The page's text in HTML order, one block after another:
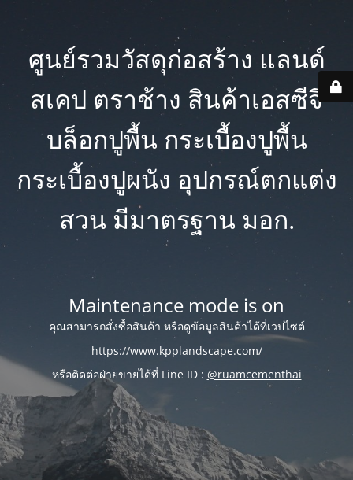
ศูนย์รวมวัสดุก่อสร้าง แลนด์
สเคป ตราช้าง สินค้าเอสซีจี
บล็อกปูพื้น กระเบื้องปูพื้น
กระเบื้องปูผนัง อุปกรณ์ตกแต่ง
สวน มีมาตรฐาน มอก.
Maintenance mode is on
คุณสามารถสั่งซื้อสินค้า หรือดูข้อมูลสินค้าได้ที่เวปไซต์
https://www.kpplandscape.com/
หรือติดต่อฝ่ายขายได้ที่ Line ID : @ruamcementhai